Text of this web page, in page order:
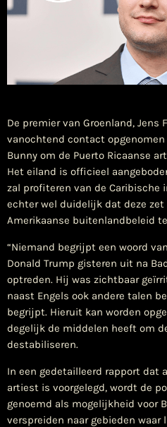
​De premier van Groenland, Jens
vanochtend contact
Bunny om de Puerto Ricaanse
Het eiland is officieel
zal profiteren van de Caribische
echter wel duidelijk dat deze
Amerikaanse buitenlandbeleid
“Niemand begrijpt een woord
Donald Trump gisteren uit na
optreden. Hij was zichtbaar
naast Engels ook andere talen
begrijpt. Hieruit kan worden
degelijk de middelen heeft om
destabiliseren.
In een gedetailleerd rapport dat
artiest is voorgelegd, wordt de
genoemd als mogelijkheid voor
verspreiden naar gebieden